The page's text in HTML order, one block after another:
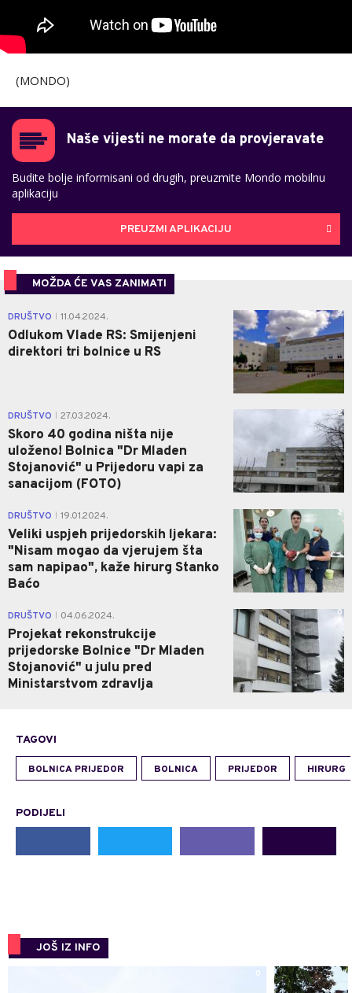
(MONDO)
Naše vijesti ne morate da provjeravate
Budite bolje informisani od drugih, preuzmite Mondo mobilnu
aplikaciju
PREUZMI APLIKACIJU
MOŽDA ĆE VAS ZANIMATI
DRUŠTVO 11.04.2024.
Odlukom Vlade RS: Smijenjeni
direktori tri bolnice u RS
2
DRUŠTVO 27.03.2024.
Skoro 40 godina ništa nije
uloženo! Bolnica "Dr Mladen
Stojanović" u Prijedoru vapi za
sanacijom (FOTO)
2
DRUŠTVO 19.01.2024.
Veliki uspjeh prijedorskih ljekara:
"Nisam mogao da vjerujem šta
sam napipao", kaže hirurg Stanko
Baćo
2
DRUŠTVO 04.06.2024.
Projekat rekonstrukcije
prijedorske Bolnice "Dr Mladen
Stojanović" u julu pred
Ministarstvom zdravlja
0
TAGOVI
BOLNICA PRIJEDOR BOLNICA PRIJEDOR HIRURG
PODIJELI
JOŠ IZ INFO
0